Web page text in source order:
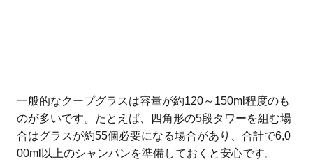
一般的なクープグラスは容量が約120～150ml程度のも
のが多いです。たとえば、四角形の5段タワーを組む場
合はグラスが約55個必要になる場合があり、合計で6,0
00ml以上のシャンパンを準備しておくと安心です。